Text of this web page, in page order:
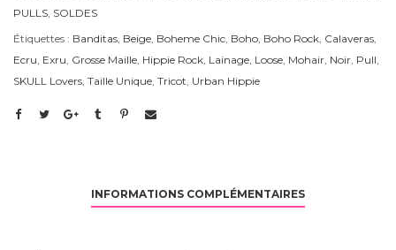
PULLS, SOLDES
Étiquettes : Banditas, Beige, Boheme Chic, Boho, Boho Rock, Calaveras,
Ecru, Exru, Grosse Maille, Hippie Rock, Lainage, Loose, Mohair, Noir, Pull,
SKULL Lovers, Taille Unique, Tricot, Urban Hippie
INFORMATIONS COMPLÉMENTAIRES